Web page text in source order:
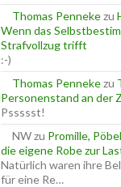
Thomas Pennekezu
Wenn das
Strafvollzug trifft
:-)
Thomas Pennekezu
Personenstand an der
Pssssst!
NWzu Promille,
die eigene Robe zur
Natürlich waren ihre
für eine Re…